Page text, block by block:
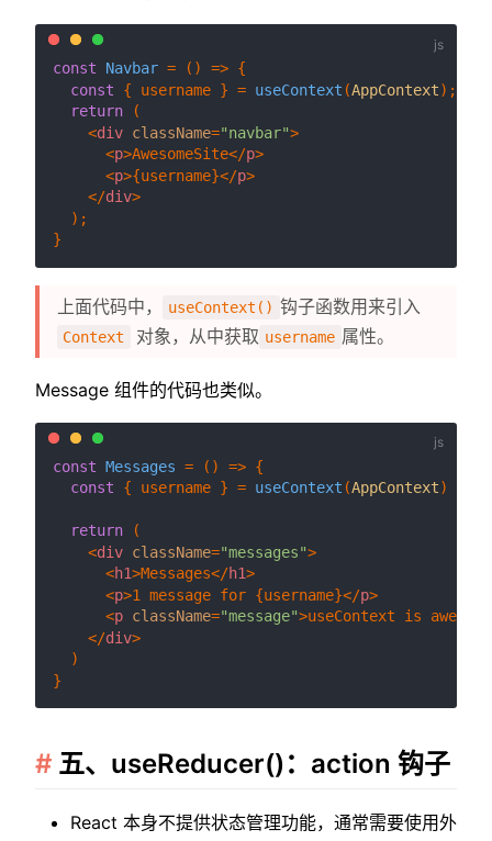
const Navbar = ( ) => {
const { username } = useContext (AppContext);
return (
<div className="navbar">
<p>AwesomeSite</p>
<p>{username}</p>
</div>
  );
上面代码中， useContext() 钩子函数用来引入
Context 对象，从中获取 username 属性。
Message 组件的代码也类似。
const Messages = ( ) => {
const { username } = useContext (AppContext)
return (
<div className="messages">
<h1>Messages</h1>
<p>1 message for {username}</p>
<p className="message">useContext is
</div>
  )
五、useReducer()：action 钩子
React 本身不提供状态管理功能，通常需要使用外